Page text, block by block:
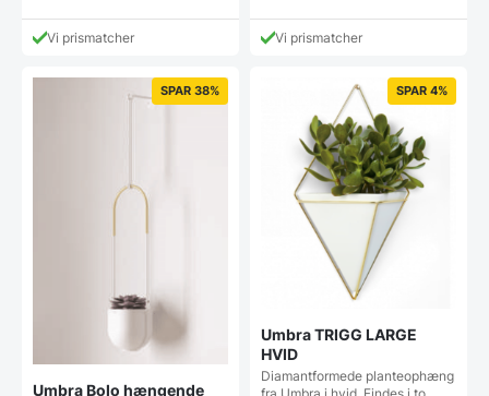
Vi prismatcher Vi prismatcher
SPAR 38%
Umbra Bolo hængende
SPAR 4%
Umbra TRIGG LARGE
HVID
Diamantformede planteophæng